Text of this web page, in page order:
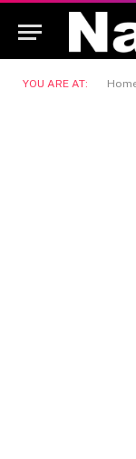
YOU ARE AT: